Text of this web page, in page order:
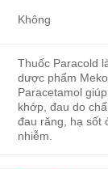
Không
Thuốc Paracold
dược phẩm
Paracetamol
khớp, đau do
đau răng, hạ sốt
nhiễm.